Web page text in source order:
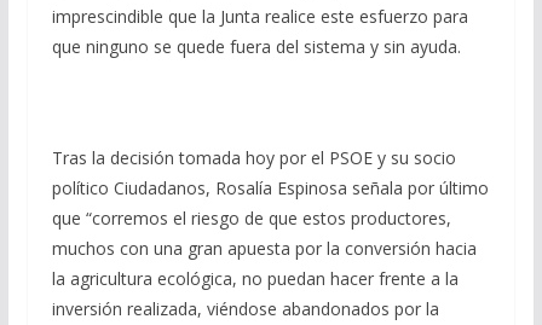
imprescindible que la Junta realice este esfuerzo para
que ninguno se quede fuera del sistema y sin ayuda.
Tras la decisión tomada hoy por el PSOE y su socio
político Ciudadanos, Rosalía Espinosa señala por último
que “corremos el riesgo de que estos productores,
muchos con una gran apuesta por la conversión hacia
la agricultura ecológica, no puedan hacer frente a la
inversión realizada, viéndose abandonados por la